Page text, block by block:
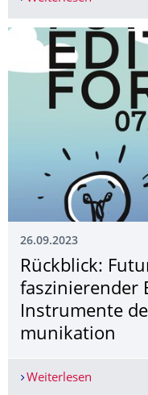
26.09.2023
Rückblick:
faszinierender
Instrumente
munikation
Weiterlesen